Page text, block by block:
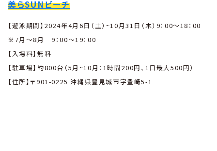
美らSUNビーチ
【遊泳期間】2024年4月6日（土）~10月31日（木）9：00〜18：00
※7月〜8月 9：00〜19：00
【入場料】無料
【駐車場】約800台（5月~10月：1時間200円、1日最大500円）
【住所】〒901-0225 沖縄県豊見城市字豊崎5-1